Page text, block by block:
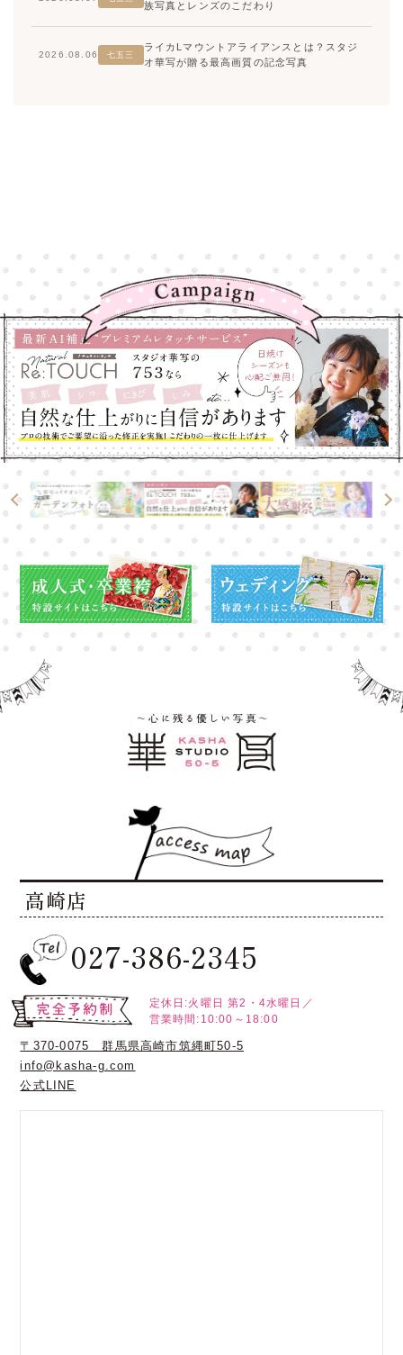
族写真とレンズのこだわり
2026.08.06 七五三
ライカLマウントアライアンスとは？スタジ
オ華写が贈る最高画質の記念写真
高崎店
027-386-2345
定休日:火曜日 第2・4水曜日／
営業時間:10:00～18:00
〒370-0075 群馬県高崎市筑縄町50-5
info@kasha-g.com
公式LINE
高崎店
大宮店
高崎店
大宮店